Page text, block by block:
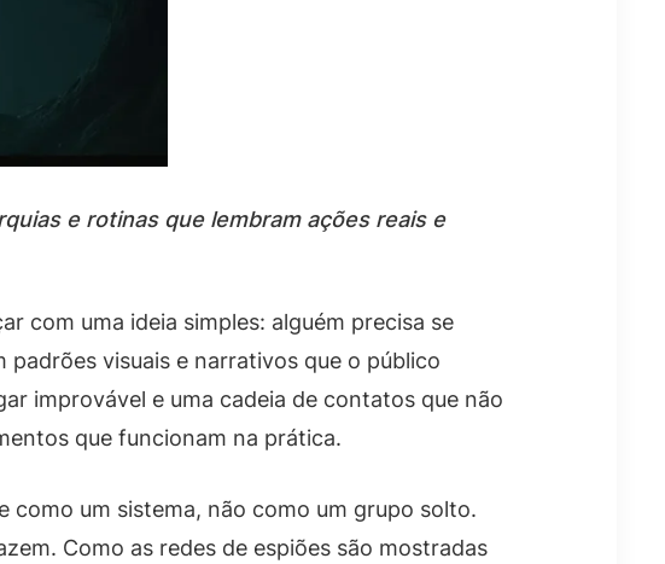
e rotinas que lembram ações reais e
com uma ideia simples: alguém precisa se
visuais e narrativos que o público
improvável e uma cadeia de contatos que não
que funcionam na prática.
como um sistema, não como um grupo solto.
Como as redes de espiões são mostradas